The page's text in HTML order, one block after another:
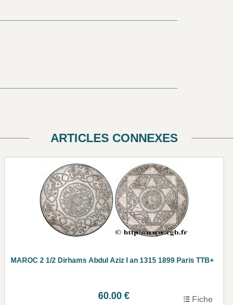
ARTICLES CONNEXES
MAROC 2 1/2 Dirhams Abdul Aziz I an 1315 1899 Paris TTB+
60.00 € Fiche